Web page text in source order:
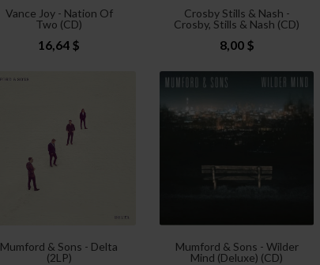
Vance Joy - Nation Of
Two (CD)
16,64 $
Crosby Stills & Nash -
Crosby, Stills & Nash (CD)
8,00 $
Mumford & Sons - Delta
(2LP)
Mumford & Sons - Wilder
Mind (Deluxe) (CD)